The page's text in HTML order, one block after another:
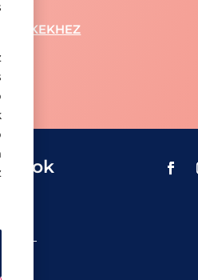
CIKKEKHEZ